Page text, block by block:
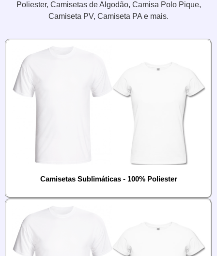
Poliester, Camisetas de Algodão, Camisa Polo Pique,
Camiseta PV, Camiseta PA e mais.
Camisetas Sublimáticas - 100% Poliester